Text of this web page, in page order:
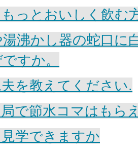
っとおいしく飲む
沸かし器の蛇口に
すか。
を教えてください.
で節水コマはもら
学できますか